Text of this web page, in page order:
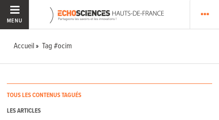
MENU
Accueil Tag #ocim
TOUS LES CONTENUS TAGUÉS
LES ARTICLES